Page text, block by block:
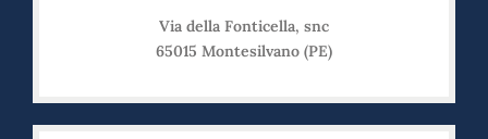
Via della Fonticella, snc
65015 Montesilvano (PE)